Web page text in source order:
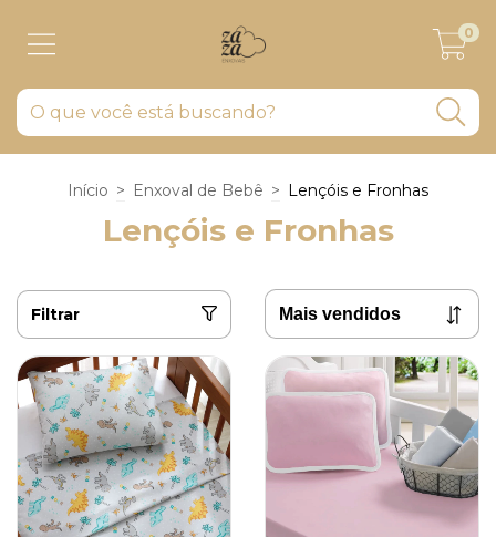
0
Início > Enxoval de Bebê > Lençóis e Fronhas
Lençóis e Fronhas
Filtrar